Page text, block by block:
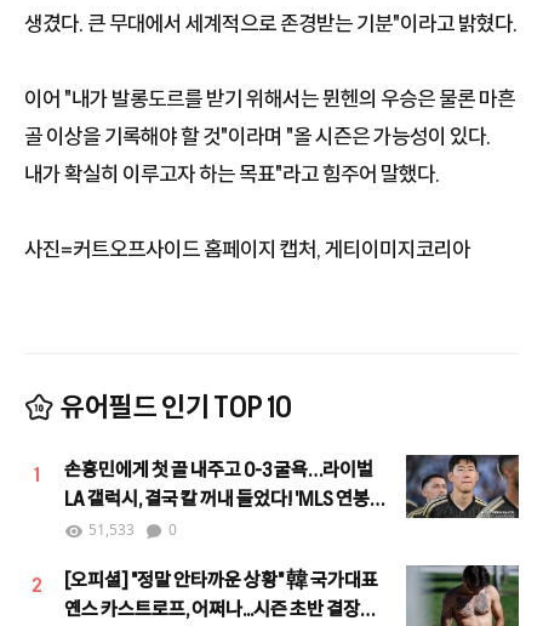
생겼다. 큰 무대에서 세계적으로 존경받는 기분"이라고 밝혔다.
이어 "내가 발롱도르를 받기 위해서는 뮌헨의 우승은 물론 마흔
골 이상을 기록해야 할 것"이라며 "올 시즌은 가능성이 있다.
내가 확실히 이루고자 하는 목표"라고 힘주어 말했다.
사진=커트오프사이드 홈페이지 캡처, 게티이미지코리아
유어필드 인기 TOP 10
1
손흥민에게 첫 골 내주고 0-3 굴욕…라이벌
LA 갤럭시, 결국 칼 꺼내 들었다! 'MLS 연봉
4위' 로사노 영입 임박
51,533 0
2
[오피셜] "정말 안타까운 상황" 韓 국가대표
옌스 카스트로프, 어쩌나...시즌 초반 결장